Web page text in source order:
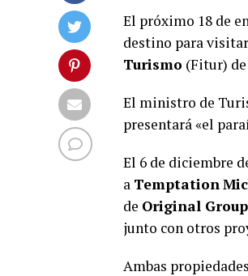
El próximo 18 de
destino para
Turismo (Fitur)
El ministro de
presentará «el
El 6 de diciembre
a Temptation
de Original Group
junto con otros
Ambas